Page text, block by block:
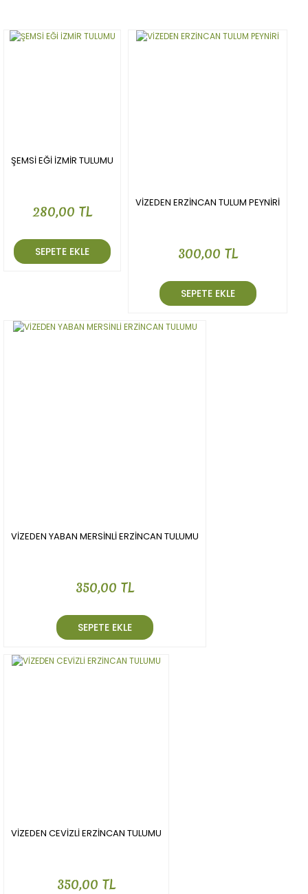
Ürün açıklamasında eksik bilgiler bulunuyor.
ŞEMSİ EĞİ İZMİR TULUMU
280,00 TL
SEPETE EKLE
VİZEDEN ERZİNCAN TULUM PEYNİRİ
300,00 TL
SEPETE EKLE
VİZEDEN YABAN MERSİNLİ ERZİNCAN TULUMU
350,00 TL
SEPETE EKLE
VİZEDEN CEVİZLİ ERZİNCAN TULUMU
350,00 TL